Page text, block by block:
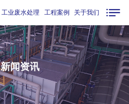
工业废水处理 工程案例 关于我们
新闻资讯